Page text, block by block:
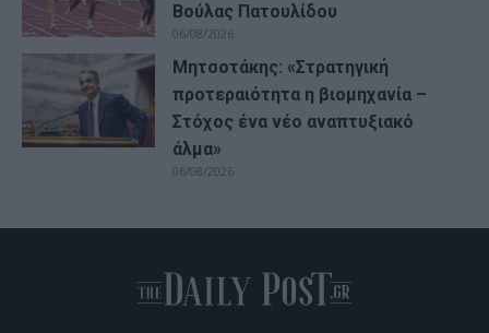
Βούλας Πατουλίδου
06/08/2026
Μητσοτάκης: «Στρατηγική
προτεραιότητα η βιομηχανία –
Στόχος ένα νέο αναπτυξιακό
άλμα»
06/08/2026